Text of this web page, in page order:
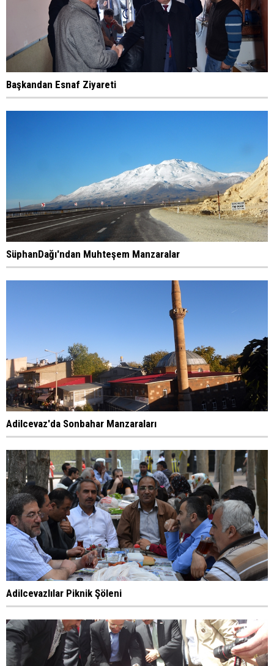
Başkandan Esnaf Ziyareti
SüphanDağı'ndan Muhteşem Manzaralar
Adilcevaz'da Sonbahar Manzaraları
Adilcevazlılar Piknik Şöleni